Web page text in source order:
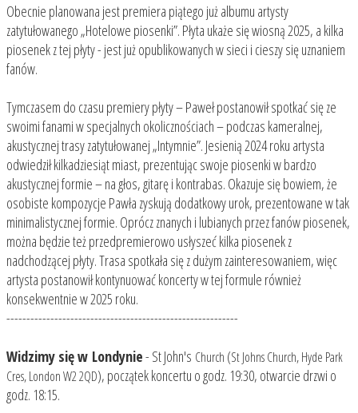
Obecnie planowana jest premiera piątego już albumu artysty
zatytułowanego „Hotelowe piosenki”. Płyta ukaże się wiosną 2025, a kilka
piosenek z tej płyty - jest już opublikowanych w sieci i cieszy się uznaniem
fanów.
Tymczasem do czasu premiery płyty – Paweł postanowił spotkać się ze
swoimi fanami w specjalnych okolicznościach – podczas kameralnej,
akustycznej trasy zatytułowanej „Intymnie”. Jesienią 2024 roku artysta
odwiedził kilkadziesiąt miast, prezentując swoje piosenki w bardzo
akustycznej formie – na głos, gitarę i kontrabas. Okazuje się bowiem, że
osobiste kompozycje Pawła zyskują dodatkowy urok, prezentowane w tak
minimalistycznej formie. Oprócz znanych i lubianych przez fanów piosenek,
można będzie też przedpremierowo usłyszeć kilka piosenek z
nadchodzącej płyty. Trasa spotkała się z dużym zainteresowaniem, więc
artysta postanowił kontynuować koncerty w tej formule również
konsekwentnie w 2025 roku.
----------------------------------------------------------
Widzimy się w Londynie- St John's Church (St Johns Church, Hyde Park
Cres, London W2 2QD), początek koncertu o godz. 19:30, otwarcie drzwi o
godz. 18:15.